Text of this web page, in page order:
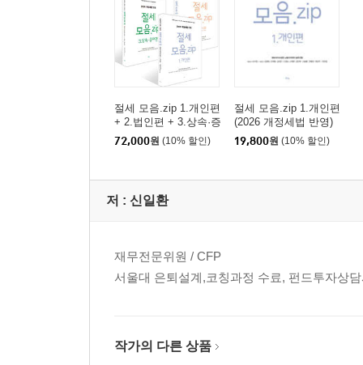
05 기타
part 5 고객 유형별 절세 컨설팅
01 부동산 자산가
02 금융 자산가
03 기업가
04 병의원
01 절세는 계획으로부터
02 사전증여, 먼저 따져본 후 실행하자
06 부담부증여를 활용하라
절세 모음.zip 1.개인편
+ 2.법인편 + 3.상속·증
여편
72,000원 (10% 할인)
절세 모음.zip 1.개인편
(2026 개정세법 반영)
19,800원 (10% 할인)
저 : 신일환
재무전문위원 / CFP
서울대 은퇴설계,코칭과정 수료, 펀드투자상
작가의 다른 상품